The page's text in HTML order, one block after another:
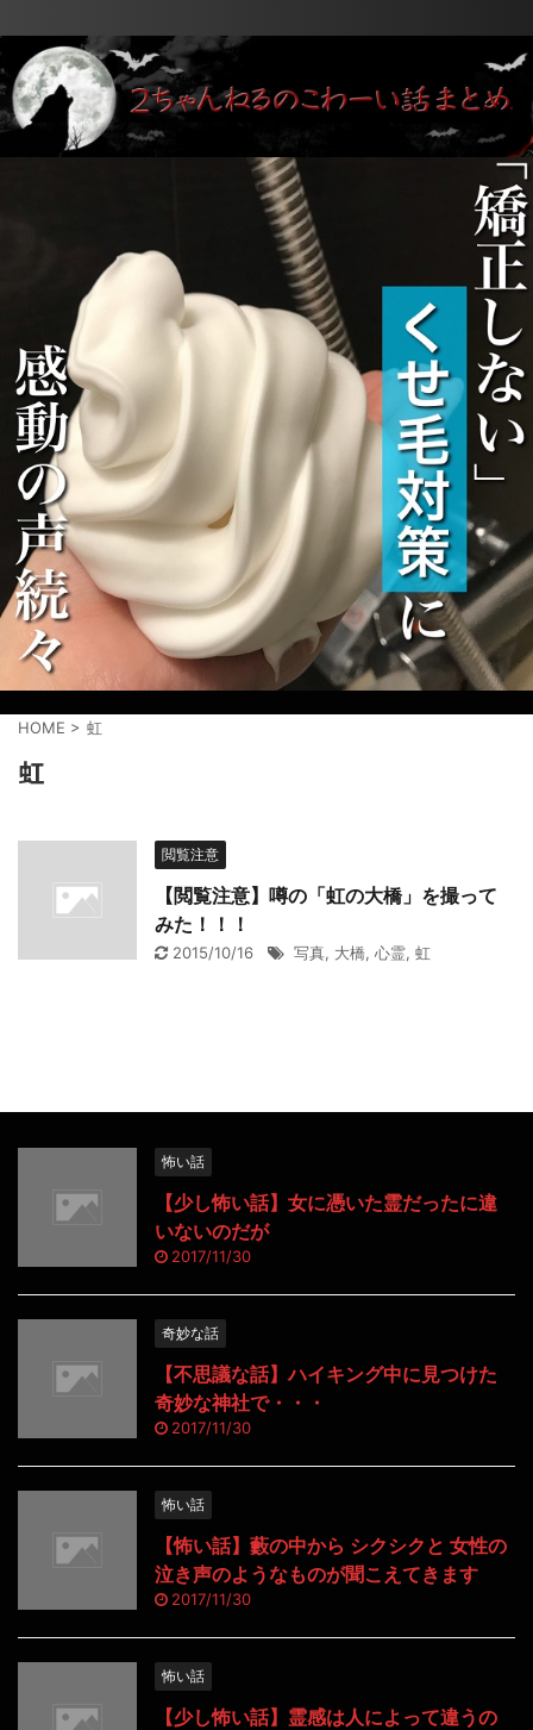
HOME > 虹
虹
閲覧注意
【閲覧注意】噂の「虹の大橋」を撮って
みた！！！
2015/10/16 写真, 大橋, 心霊, 虹
怖い話
【少し怖い話】女に憑いた霊だったに違
いないのだが
2017/11/30
奇妙な話
【不思議な話】ハイキング中に見つけた
奇妙な神社で・・・
2017/11/30
怖い話
【怖い話】藪の中から シクシクと 女性の
泣き声のようなものが聞こえてきます
2017/11/30
怖い話
【少し怖い話】霊感は人によって違うの